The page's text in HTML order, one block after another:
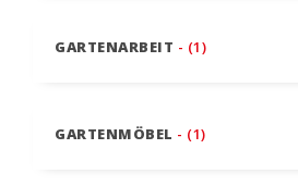
GARTENARBEIT - (1)
GARTENMÖBEL - (1)